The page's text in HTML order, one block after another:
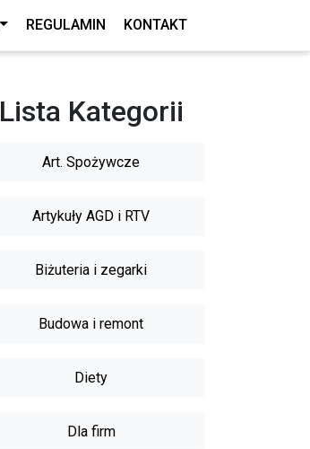
REGULAMIN KONTAKT
Lista Kategorii
Art. Spożywcze
Artykuły AGD i RTV
Biżuteria i zegarki
Budowa i remont
Diety
Dla firm